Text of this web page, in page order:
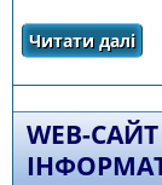
Читати далі
WEB-